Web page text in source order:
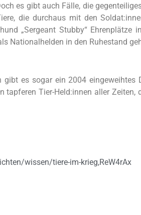
es gibt auch Fälle, die
die durchaus mit den
„Sergeant Stubby“
Nationalhelden in den Ruhestand
gibt es sogar ein 2004
tapferen Tier-Held:innen aller
wissen/tiere-im-krieg,ReW4rAx